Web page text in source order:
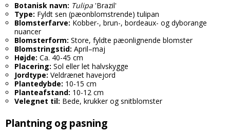
Botanisk navn: Tulipa'Brazil'
Type: Fyldt sen (pæonblomstrende) tulipan
Blomsterfarve: Kobber-, brun-, bordeaux- og dyborange
nuancer
Blomsterform: Store, fyldte pæonlignende blomster
Blomstringstid: April–maj
Højde: Ca. 40-45 cm
Placering: Sol eller let halvskygge
Jordtype: Veldrænet havejord
Plantedybde: 10-15 cm
Planteafstand: 10-12 cm
Velegnet til: Bede, krukker og snitblomster
Plantning og pasning